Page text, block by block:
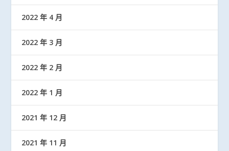
2022 年 4 月
2022 年 3 月
2022 年 2 月
2022 年 1 月
2021 年 12 月
2021 年 11 月